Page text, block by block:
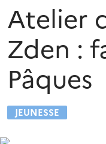
Atelier
Zden :
Pâques
JEUNESSE